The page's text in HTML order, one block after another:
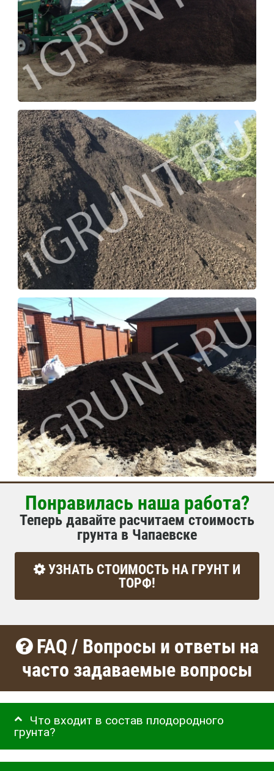
Понравилась наша работа?
Теперь давайте расчитаем стоимость
грунта в Чапаевске
УЗНАТЬ СТОИМОСТЬ НА ГРУНТ И
ТОРФ!
FAQ / Вопросы и ответы на
часто задаваемые вопросы
Что входит в состав плодородного
грунта?